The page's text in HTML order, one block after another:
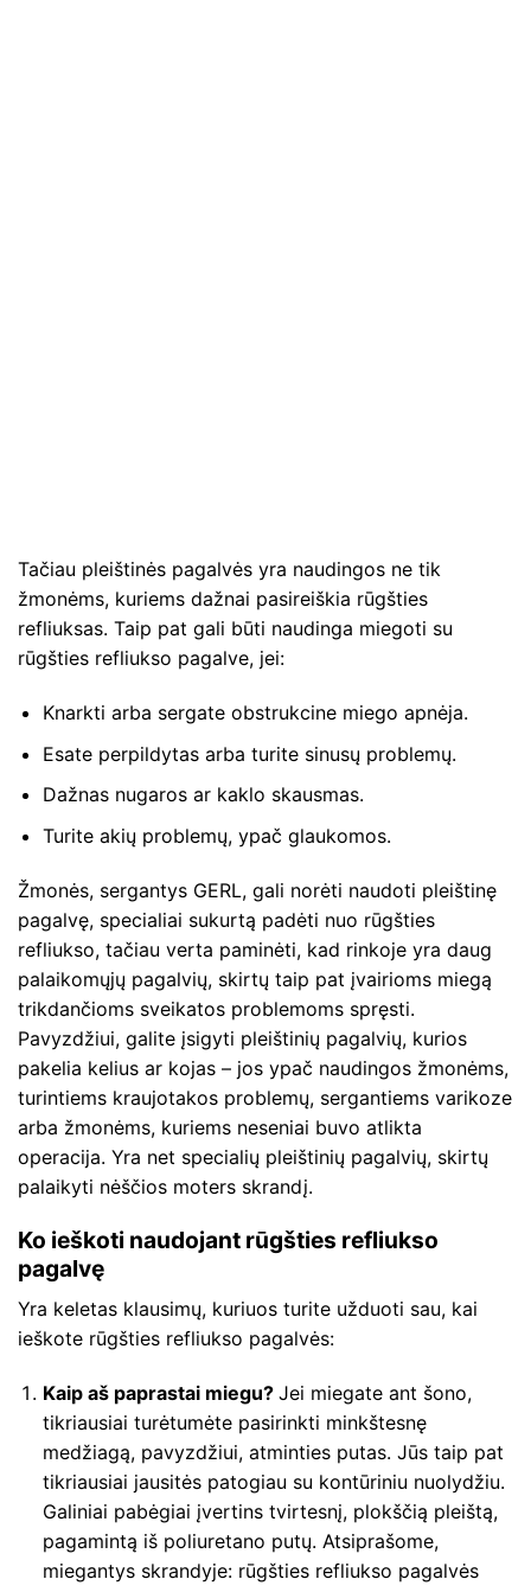
Tačiau pleištinės pagalvės yra naudingos ne tik
žmonėms, kuriems dažnai pasireiškia rūgšties
refliuksas. Taip pat gali būti naudinga miegoti su
rūgšties refliukso pagalve, jei:
Knarkti arba sergate obstrukcine miego apnėja.
Esate perpildytas arba turite sinusų problemų.
Dažnas nugaros ar kaklo skausmas.
Turite akių problemų, ypač glaukomos.
Žmonės, sergantys GERL, gali norėti naudoti pleištinę
pagalvę, specialiai sukurtą padėti nuo rūgšties
refliukso, tačiau verta paminėti, kad rinkoje yra daug
palaikomųjų pagalvių, skirtų taip pat įvairioms miegą
trikdančioms sveikatos problemoms spręsti.
Pavyzdžiui, galite įsigyti pleištinių pagalvių, kurios
pakelia kelius ar kojas – jos ypač naudingos žmonėms,
turintiems kraujotakos problemų, sergantiems varikoze
arba žmonėms, kuriems neseniai buvo atlikta
operacija. Yra net specialių pleištinių pagalvių, skirtų
palaikyti nėščios moters skrandį.
Ko ieškoti naudojant rūgšties refliukso
pagalvę
Yra keletas klausimų, kuriuos turite užduoti sau, kai
ieškote rūgšties refliukso pagalvės:
Kaip aš paprastai miegu? Jei miegate ant šono,
tikriausiai turėtumėte pasirinkti minkštesnę
medžiagą, pavyzdžiui, atminties putas. Jūs taip pat
tikriausiai jausitės patogiau su kontūriniu nuolydžiu.
Galiniai pabėgiai įvertins tvirtesnį, plokščią pleištą,
pagamintą iš poliuretano putų. Atsiprašome,
miegantys skrandyje: rūgšties refliukso pagalvės